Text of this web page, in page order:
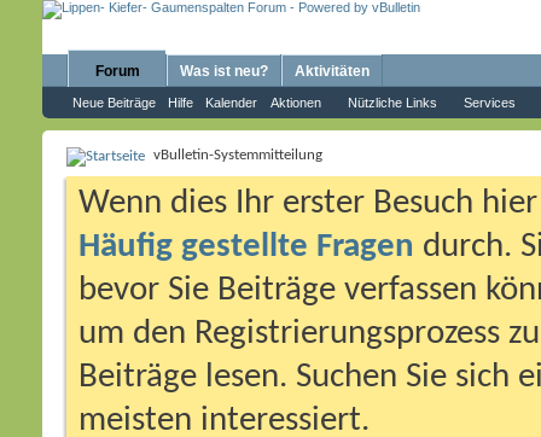
Forum
Neue Beiträge Hilfe Kalender Aktionen Nützliche Links Services
Was ist neu? Aktivitäten
vBulletin-Systemmitteilung
Wenn dies Ihr erster Besuch
Häufig gestellte Fragen durch.
bevor Sie Beiträge verfassen
um den Registrierungsprozess
Beiträge lesen. Suchen Sie sich
meisten interessiert.